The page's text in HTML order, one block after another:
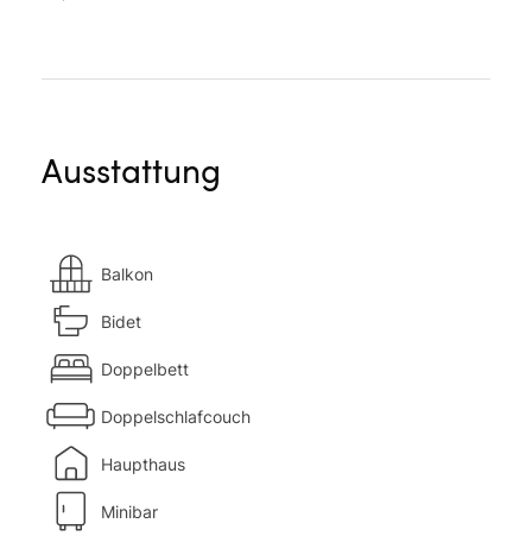
Ausstattung
Balkon
Bidet
Doppelbett
Doppelschlafcouch
Haupthaus
Minibar